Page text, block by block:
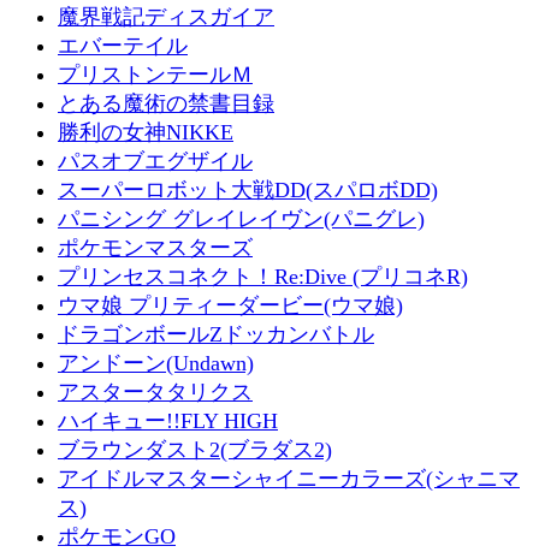
魔界戦記ディスガイア
エバーテイル
プリストンテールＭ
とある魔術の禁書目録
勝利の女神NIKKE
パスオブエグザイル
スーパーロボット大戦DD(スパロボDD)
パニシング グレイレイヴン(パニグレ)
ポケモンマスターズ
プリンセスコネクト！Re:Dive (プリコネR)
ウマ娘 プリティーダービー(ウマ娘)
ドラゴンボールZドッカンバトル
アンドーン(Undawn)
アスタータタリクス
ハイキュー!!FLY HIGH
ブラウンダスト2(ブラダス2)
アイドルマスターシャイニーカラーズ(シャニマ
ス)
ポケモンGO